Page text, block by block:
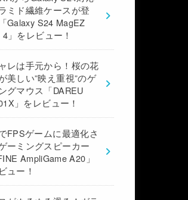
ミド繊維ケースが登
Galaxy S24 MagEZ
」をレビュー！
レは手元から！桜の花
美しい”映え重視”のゲ
グマウス「DAREU
」をレビュー！
FPSゲームに最適化さ
ーミングスピーカー
AmpliGame A20」
ュー！